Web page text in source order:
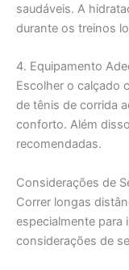
saudáveis. A
durante os treinos
4. Equipamento
Escolher o calçado
de tênis de corrida
conforto. Além
recomendadas.
Considerações de
Correr longas
especialmente para
considerações de